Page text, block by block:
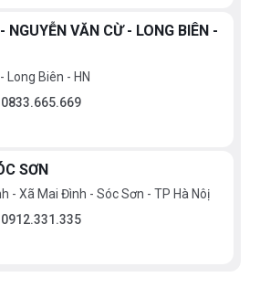
NGUYỄN VĂN CỪ - LONG BIÊN -
Long Biên - HN
0833.665.669
SƠN
- Xã Mai Đình - Sóc Sơn - TP Hà Nôị
0912.331.335